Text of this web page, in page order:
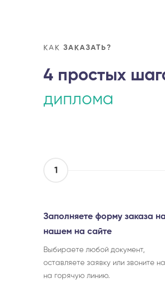
КАК ЗАКАЗАТЬ?
4 простых
диплома
1
Заполняете форму заказа
нашем на сайте
Выбираете любой документ,
оставляете заявку или звоните
на горячую линию.